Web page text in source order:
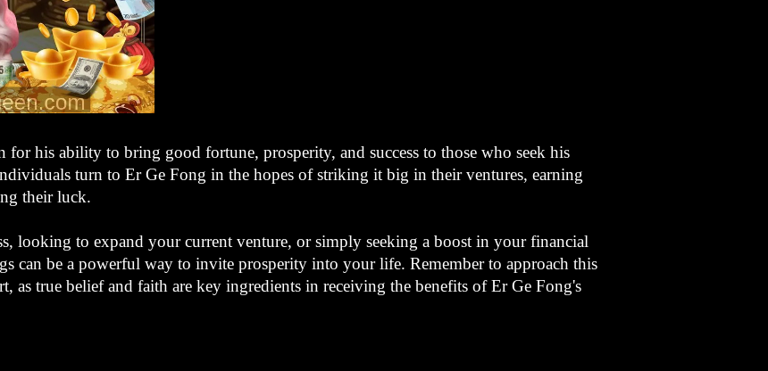
his ability to bring good fortune, prosperity, and success to those who seek his
turn to Er Ge Fong in the hopes of striking it big in their ventures, earning
their luck.
looking to expand your current venture, or simply seeking a boost in your financial
can be a powerful way to invite prosperity into your life. Remember to approach this
as true belief and faith are key ingredients in receiving the benefits of Er Ge Fong's